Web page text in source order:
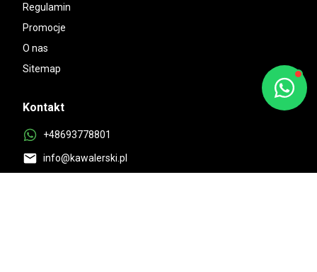
Regulamin
Promocje
O nas
Sitemap
Kontakt
+48693778801
info@kawalerski.pl